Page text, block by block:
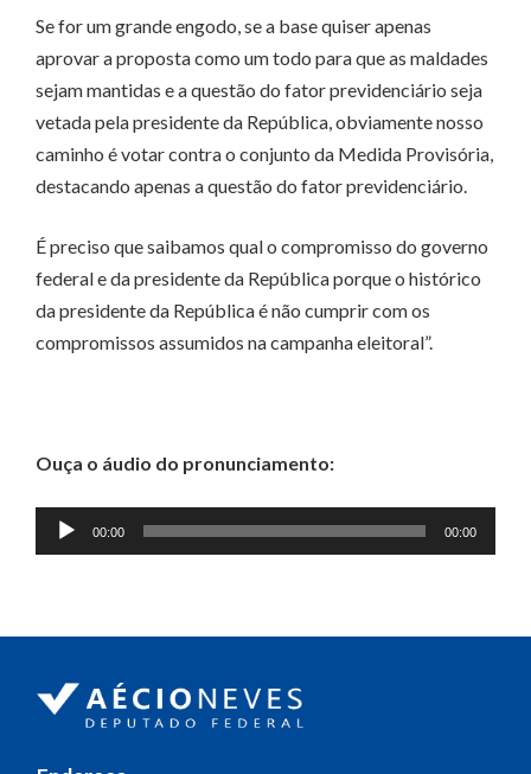
Se for um grande engodo, se a base quiser apenas
aprovar a proposta como um todo para que as maldades
sejam mantidas e a questão do fator previdenciário seja
vetada pela presidente da República, obviamente nosso
caminho é votar contra o conjunto da Medida Provisória,
destacando apenas a questão do fator previdenciário.
É preciso que saibamos qual o compromisso do governo
federal e da presidente da República porque o histórico
da presidente da República é não cumprir com os
compromissos assumidos na campanha eleitoral”.
Ouça o áudio do pronunciamento:
Tocador
de
00:00 00:00